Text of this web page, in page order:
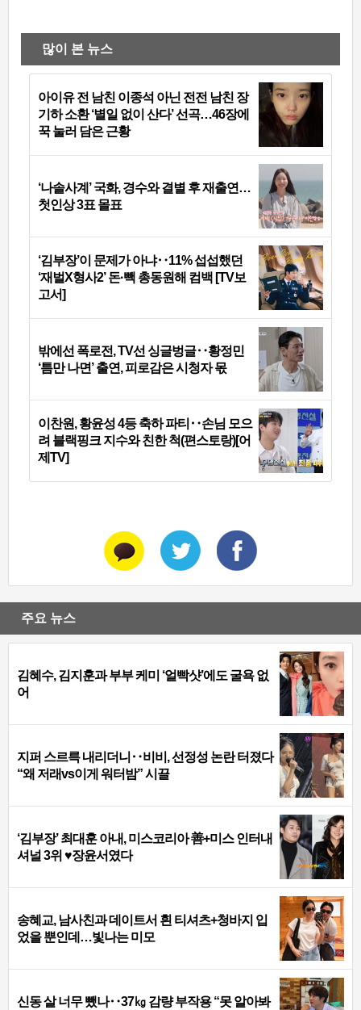
많이 본 뉴스
아이유 전 남친 이종석 아닌 전전 남친 장
기하 소환 ‘별일 없이 산다’ 선곡…46장에
꾹 눌러 담은 근황
‘나솔사계’ 국화, 경수와 결별 후 재출연…
첫인상 3표 몰표
‘김부장’이 문제가 아냐‥11% 섭섭했던
‘재벌X형사2’ 돈·빽 총동원해 컴백 [TV보
고서]
밖에선 폭로전, TV선 싱글벙글‥황정민
‘틈만 나면’ 출연, 피로감은 시청자 몫
이찬원, 황윤성 4등 축하 파티‥손님 모으
려 블랙핑크 지수와 친한 척(편스토랑)[어
제TV]
주요 뉴스
김혜수, 김지훈과 부부 케미 ‘얼빡샷’에도 굴욕 없
어
지퍼 스르륵 내리더니‥비비, 선정성 논란 터졌다
“왜 저래vs이게 워터밤” 시끌
‘김부장’ 최대훈 아내, 미스코리아 善+미스 인터내
셔널 3위 ♥장윤서였다
송혜교, 남사친과 데이트서 흰 티셔츠+청바지 입
었을 뿐인데…빛나는 미모
신동 살 너무 뺐나‥37㎏ 감량 부작용 “못 알아봐